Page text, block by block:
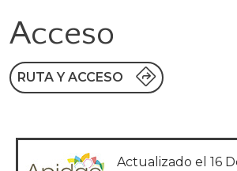
Acceso
RUTA Y ACCESO
Actualizado el 16